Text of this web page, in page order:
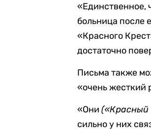
«Единственное,
больница после
«Красного
достаточно
Письма также
«очень жесткий
«Они(«Красный
сильно у них